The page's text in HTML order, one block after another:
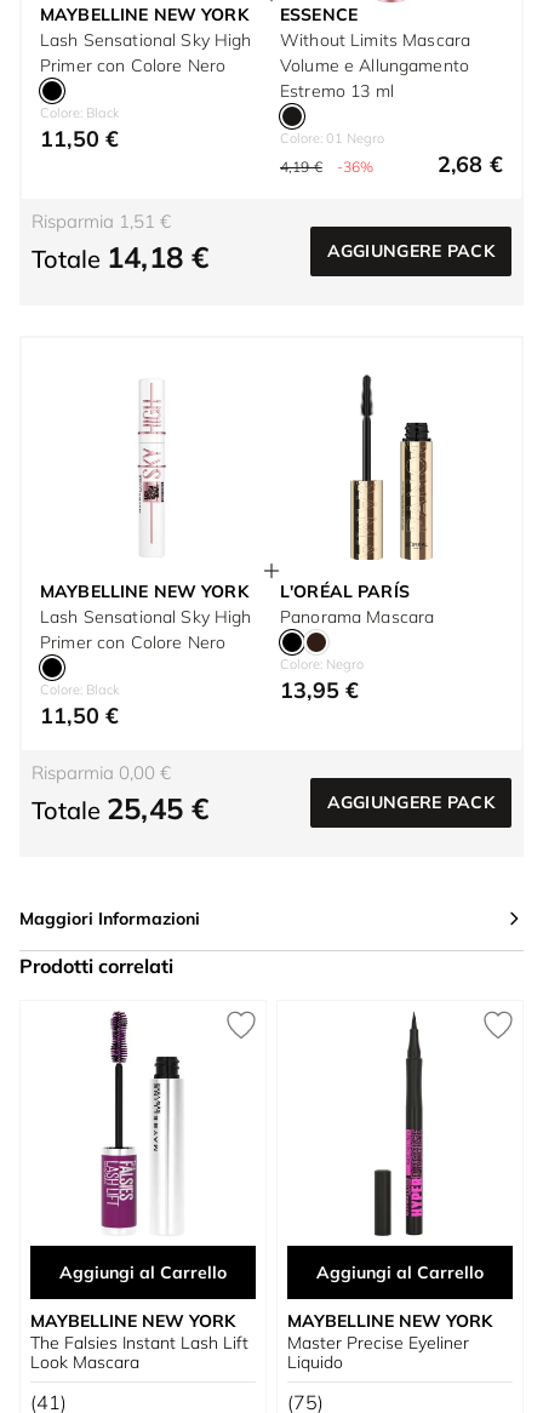
MAYBELLINE NEW YORK
Lash Sensational Sky High
Primer con Colore Nero
Colore: Black
11,50 €
ESSENCE
Without Limits Mascara
Volume e Allungamento
Estremo 13 ml
Colore: 01 Negro
4,19 € -36% 2,68 €
Risparmia 1,51 €
Totale 14,18 € AGGIUNGERE PACK
MAYBELLINE NEW YORK
Lash Sensational Sky High
Primer con Colore Nero
Colore: Black
11,50 €
L'ORÉAL PARÍS
Panorama Mascara
Colore: Negro
13,95 €
Risparmia 0,00 €
Totale 25,45 € AGGIUNGERE PACK
Maggiori Informazioni
Prodotti correlati
Press to skip carousel
Aggiungi al Carrello
MAYBELLINE NEW YORK
The Falsies Instant Lash Lift
Look Mascara
(41)
Aggiungi al Carrello
MAYBELLINE NEW YORK
Master Precise Eyeliner
Liquido
(75)